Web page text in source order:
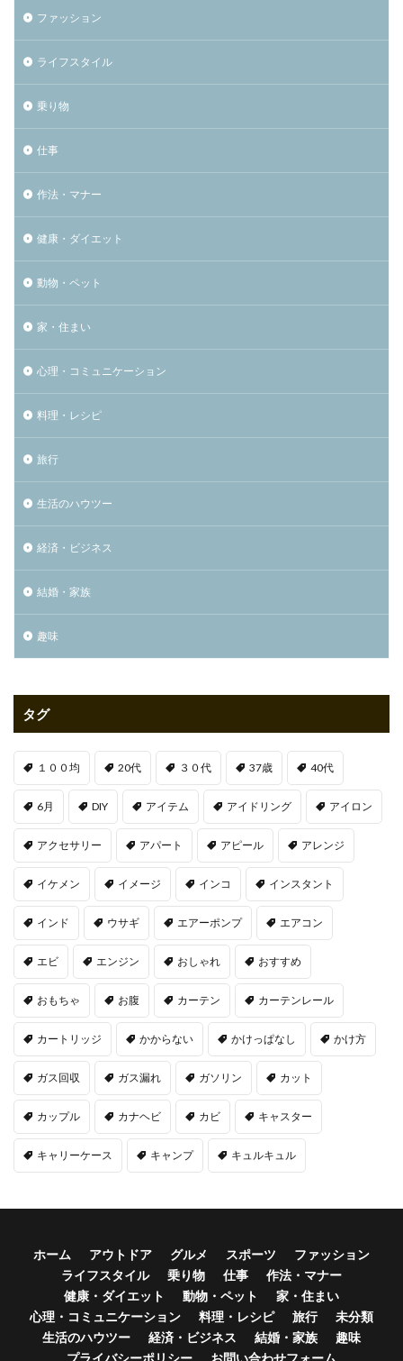
ファッション
ライフスタイル
乗り物
仕事
作法・マナー
健康・ダイエット
動物・ペット
家・住まい
心理・コミュニケーション
料理・レシピ
旅行
生活のハウツー
経済・ビジネス
結婚・家族
趣味
タグ
１００均 20代 ３０代 37歳 40代
6月 DIY アイテム アイドリング アイロン
アクセサリー アパート アピール アレンジ
イケメン イメージ インコ インスタント
インド ウサギ エアーポンプ エアコン
エビ エンジン おしゃれ おすすめ
おもちゃ お腹 カーテン カーテンレール
カートリッジ かからない かけっぱなし かけ方
ガス回収 ガス漏れ ガソリン カット
カップル カナヘビ カビ キャスター
キャリーケース キャンプ キュルキュル
ホーム アウトドア グルメ スポーツ
ファッション
ライフスタイル
乗り物 仕事
作法・マナー
健康・ダイエット
動物・ペット
家・住まい
心理・コミュニケーション
料理・レシピ 旅行
未分類
生活のハウツー
経済・ビジネス 結婚・家族
趣味